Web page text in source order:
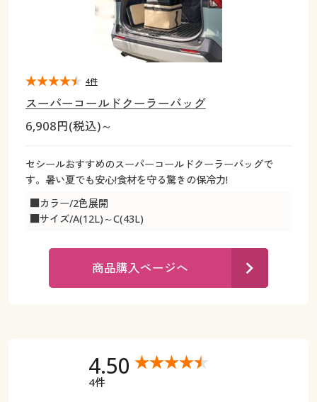
カーテン・ラグ・ファブリック
ジュニア・ティーンズ下着
大きいサイズ通販すべて
大きいサイズ レディース服
大きいサイズ メンズ
大きいサイズ 事務・制服
カタログ
カタログ・チラシからのご注文
デジタルカタログ
ジュニア・ティーンズ下着
大きいサイズ レディース服
大きいサイズ レディース下着
大きいサイズ メンズ
大きいサイズ 事務・制服
カタログ
カタログ無料プレゼント
会員メニュー
スーパーコールドクーラーバッグ
6,908円(税込)～
セシールおすすめのスーパーコールドクーラーバッグで
す。暑い夏でも安心!食材を守る驚きの保冷力!
■カラー/2色展開
■サイズ/A(12L)～C(43L)
4件
商品購入ページへ
4.50
4件